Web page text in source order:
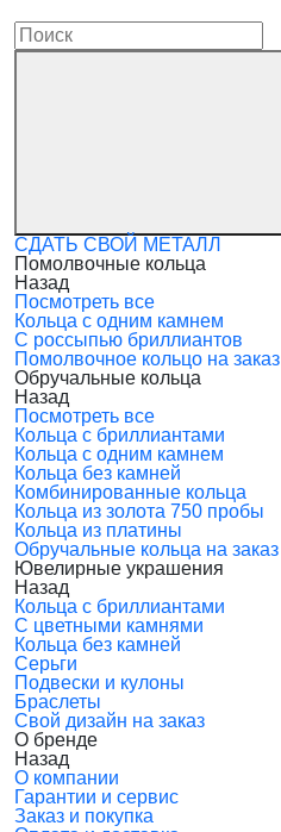
СДАТЬ СВОЙ МЕТАЛЛ
Помолвочные кольца
Назад
Посмотреть все
Кольца с одним камнем
С россыпью бриллиантов
Помолвочное кольцо на заказ
Обручальные кольца
Назад
Посмотреть все
Кольца с бриллиантами
Кольца с одним камнем
Кольца без камней
Комбинированные кольца
Кольца из золота 750 пробы
Кольца из платины
Обручальные кольца на заказ
Ювелирные украшения
Назад
Кольца с бриллиантами
С цветными камнями
Кольца без камней
Серьги
Подвески и кулоны
Браслеты
Свой дизайн на заказ
О бренде
Назад
О компании
Гарантии и сервис
Заказ и покупка